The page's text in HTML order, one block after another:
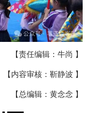
【责任编辑：牛尚 】
【内容审核：靳静波 】
【总编辑：黄念念 】